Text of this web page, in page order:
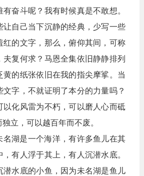
奋斗呢？我有时候真是不敢想。
让自己当下沉静的经典，少写一些
红的文字，那么，俯仰其间，可称
夫复何求？马恩全集依旧静静排列
黄的纸张依旧在我的指尖摩挲。当
文字，不就证明了本分的力量吗？
以化风雷为不朽，可以磨人心而砥
立，可以越百年而不废。
名湖是一个海洋，有许多鱼儿在其
有人浮于其上，有人沉潜水底。
潜水底的小鱼，因为未名湖是鱼儿